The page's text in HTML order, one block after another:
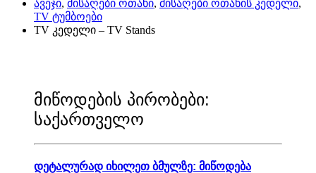
ავეჯი, მისაღები ოთახი, მისაღები ოთახის კედელი,
TV ტუმბოები
TV კედელი – TV Stands
მიწოდების პირობები:
საქართველო
დეტალურად იხილეთ ბმულზე: მიწოდება